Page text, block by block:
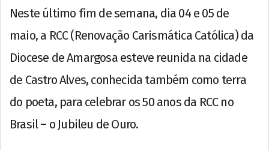
Neste último fim de semana, dia 04 e 05 de
maio, a RCC (Renovação Carismática Católica) da
Diocese de Amargosa esteve reunida na cidade
de Castro Alves, conhecida também como terra
do poeta, para celebrar os 50 anos da RCC no
Brasil – o Jubileu de Ouro.